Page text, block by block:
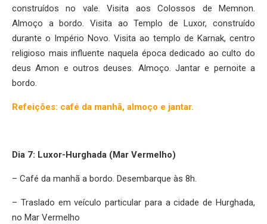
construídos no vale. Visita aos Colossos de Memnon.
Almoço a bordo. Visita ao Templo de Luxor, construído
durante o Império Novo. Visita ao templo de Karnak, centro
religioso mais influente naquela época dedicado ao culto do
deus Amon e outros deuses. Almoço. Jantar e pernoite a
bordo.
Refeições: café da manhã, almoço e jantar.
Dia 7: Luxor-Hurghada (Mar Vermelho)
– Café da manhã a bordo. Desembarque às 8h.
– Traslado em veículo particular para a cidade de Hurghada,
no Mar Vermelho